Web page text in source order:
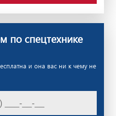
по спецтехнике
и она вас ни к чему не